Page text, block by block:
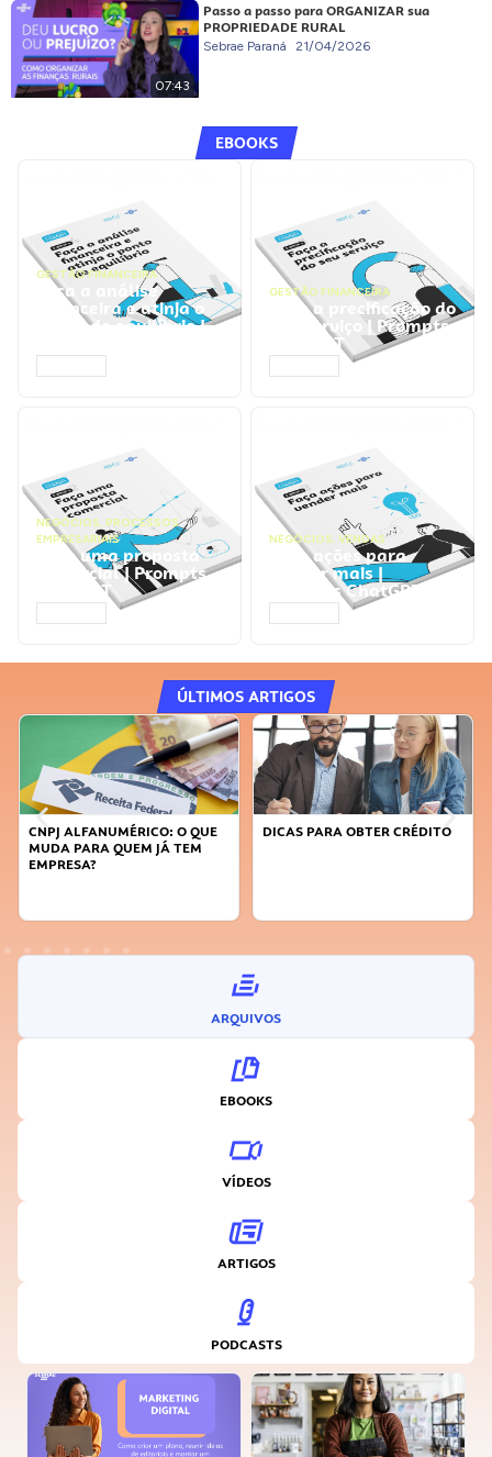
07:43
Passo a passo para ORGANIZAR sua
PROPRIEDADE RURAL
Sebrae Paraná 21/04/2026
EBOOKS
GESTÃO FINANCEIRA
Faça a análise
financeira e atinja o
ponto de equilíbrio |
GESTÃO FINANCEIRA
Faça a precificação do
seu serviço | Prompts
ChatGPT
NEGÓCIOS, PROCESSOS
EMPRESARIAIS
Faça uma proposta
comercial | Prompts
ChatGPT
NEGÓCIOS, VENDAS
Faça ações para
vender mais |
Prompts ChatGPT
ÚLTIMOS ARTIGOS
DICAS PARA OBTER CRÉDITO
FAÇA A DIFERENÇA: SEJA
ARQUIVOS
EBOOKS
VÍDEOS
ARTIGOS
PODCASTS